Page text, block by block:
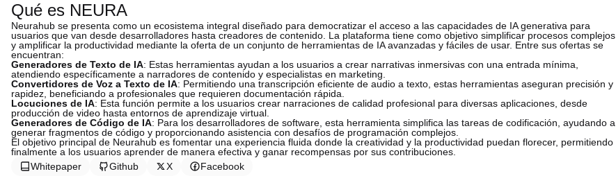
Qué es NEURA
Neurahub se presenta como un ecosistema integral diseñado para democratizar el acceso a las capacidades de IA generativa para
usuarios que van desde desarrolladores hasta creadores de contenido. La plataforma tiene como objetivo simplificar procesos complejos
y amplificar la productividad mediante la oferta de un conjunto de herramientas de IA avanzadas y fáciles de usar. Entre sus ofertas se
encuentran:
Generadores de Texto de IA: Estas herramientas ayudan a los usuarios a crear narrativas inmersivas con una entrada mínima,
atendiendo específicamente a narradores de contenido y especialistas en marketing.
Convertidores de Voz a Texto de IA: Permitiendo una transcripción eficiente de audio a texto, estas herramientas aseguran precisión y
rapidez, beneficiando a profesionales que requieren documentación rápida.
Locuciones de IA: Esta función permite a los usuarios crear narraciones de calidad profesional para diversas aplicaciones, desde
producción de video hasta entornos de aprendizaje virtual.
Generadores de Código de IA: Para los desarrolladores de software, esta herramienta simplifica las tareas de codificación, ayudando a
generar fragmentos de código y proporcionando asistencia con desafíos de programación complejos.
El objetivo principal de Neurahub es fomentar una experiencia fluida donde la creatividad y la productividad puedan florecer, permitiendo
finalmente a los usuarios aprender de manera efectiva y ganar recompensas por sus contribuciones.
Whitepaper
Github X Facebook